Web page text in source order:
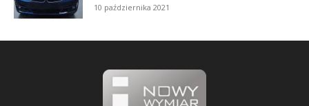
10 października 2021